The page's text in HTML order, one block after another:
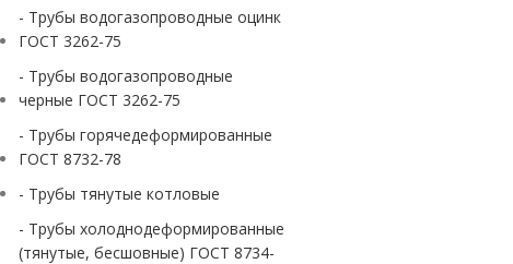
- Трубы водогазопроводные оцинк
ГОСТ 3262-75
- Трубы водогазопроводные
черные ГОСТ 3262-75
- Трубы горячедеформированные
ГОСТ 8732-78
- Трубы тянутые котловые
- Трубы холоднодеформированные
(тянутые, бесшовные) ГОСТ 8734-